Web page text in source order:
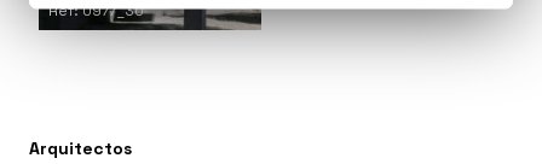
Ref: 0977_30
Arquitectos